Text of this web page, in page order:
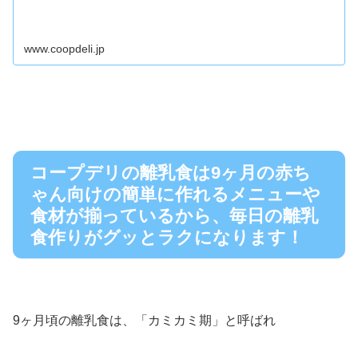
www.coopdeli.jp
コープデリの離乳食は9ヶ月の赤ち
ゃん向けの簡単に作れるメニューや
食材が揃っているから、毎日の離乳
食作りがグッとラクになります！
9ヶ月頃の離乳食は、「カミカミ期」と呼ばれ